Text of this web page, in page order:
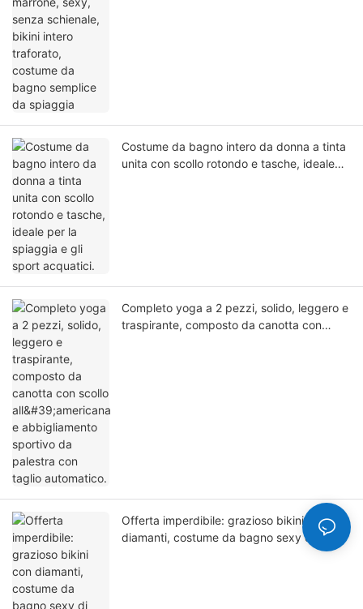
Costume da bagno intero da donna a tinta
unita con scollo rotondo e tasche, ideale
Completo yoga a 2 pezzi, solido, leggero e
traspirante, composto da canotta con
Offerta imperdibile: grazioso bikini con
diamanti, costume da bagno sexy di alta